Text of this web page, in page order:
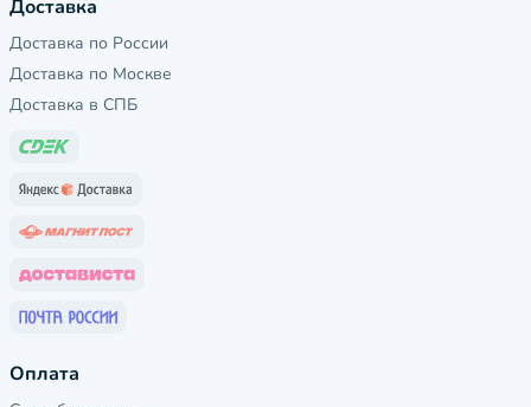
Доставка
Доставка по России
Доставка по Москве
Доставка в СПБ
Оплата